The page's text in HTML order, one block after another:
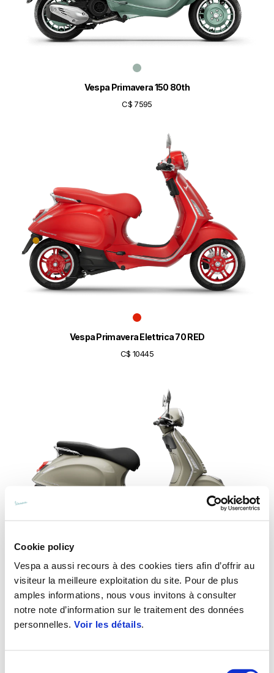
Cookie policy
Vespa a aussi recours à des cookies tiers afin d’offrir au
visiteur la meilleure exploitation du site. Pour de plus
amples informations, nous vous invitons à consulter
notre note d’information sur le traitement des données
personnelles. Voir les détails.
Vespa Primavera 150 80th
C$ 7595
Vespa Primavera Elettrica 70 RED
C$ 10445
Vespa Primavera 50